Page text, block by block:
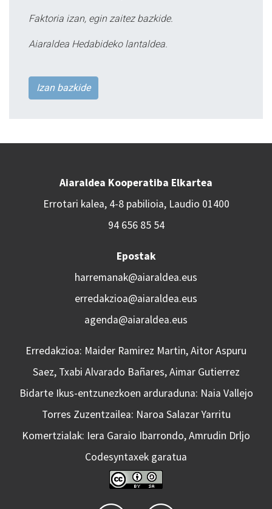
Faktoria izan, egin zaitez bazkide.
Aiaraldea Hedabideko lantaldea.
Izan bazkide
Aiaraldea Kooperatiba Elkartea
Errotari kalea, 4-8 pabilioia, Laudio 01400
94 656 85 54
Epostak
harremanak@aiaraldea.eus
erredakzioa@aiaraldea.eus
agenda@aiaraldea.eus
Erredakzioa: Maider Ramirez Martin, Aitor Aspuru
Saez, Txabi Alvarado Bañares, Aimar Gutierrez
Bidarte Ikus-entzunezkoen arduraduna: Naia Vallejo
Torres Zuzentzailea: Naroa Salazar Yarritu
Komertzialak: Iera Garaio Ibarrondo, Amrudin Drljo
Codesyntaxek garatua